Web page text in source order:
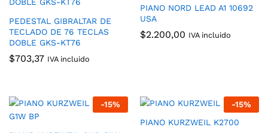
PEDESTAL GIBRALTAR DE
TECLADO DE 76 TECLAS
DOBLE GKS-KT76
$703,37 IVA incluido
PIANO NORD LEAD A1 10692
USA
$2.200,00 IVA incluido
-15% -15%
PIANO KURZWEIL K2700